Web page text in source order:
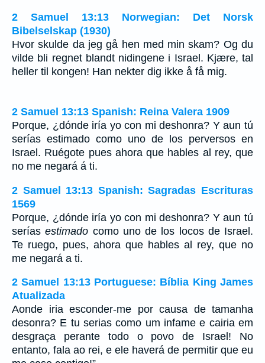
2 Samuel 13:13 Norwegian: Det Norsk
Bibelselskap (1930)
Hvor skulde da jeg gå hen med min skam? Og du
vilde bli regnet blandt nidingene i Israel. Kjære, tal
heller til kongen! Han nekter dig ikke å få mig.
2 Samuel 13:13 Spanish: Reina Valera 1909
Porque, ¿dónde iría yo con mi deshonra? Y aun tú
serías estimado como uno de los perversos en
Israel. Ruégote pues ahora que hables al rey, que
no me negará á ti.
2 Samuel 13:13 Spanish: Sagradas Escrituras
1569
Porque, ¿dónde iría yo con mi deshonra? Y aun tú
seríasestimado como uno de los locos de Israel.
Te ruego, pues, ahora que hables al rey, que no
me negará a ti.
2 Samuel 13:13 Portuguese: Bíblia King James
Atualizada
Aonde iria esconder-me por causa de tamanha
desonra? E tu serias como um infame e cairia em
desgraça perante todo o povo de Israel! No
entanto, fala ao rei, e ele haverá de permitir que eu